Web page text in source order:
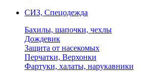
СИЗ, Спецодежда
Бахилы, шапочки, чехлы
Дождевик
Защита от насекомых
Перчатки, Верхонки
Фартуки, халаты, нарукавники